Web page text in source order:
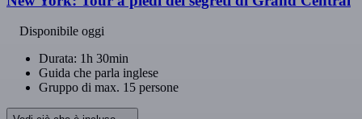
Disponibile oggi
Durata: 1h 30min
Guida che parla inglese
Gruppo di max. 15 persone